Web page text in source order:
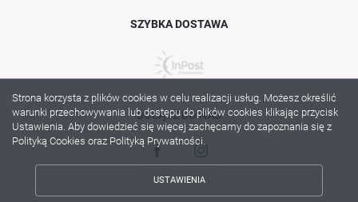
SZYBKA DOSTAWA
DOŁĄCZ DO NAS
Strona korzysta z plików cookies w celu realizacji usług. Możesz określić
warunki przechowywania lub dostępu do plików cookies klikając przycisk
Ustawienia. Aby dowiedzieć się więcej zachęcamy do zapoznania się z
Polityką Cookies oraz Polityką Prywatności.
USTAWIENIA